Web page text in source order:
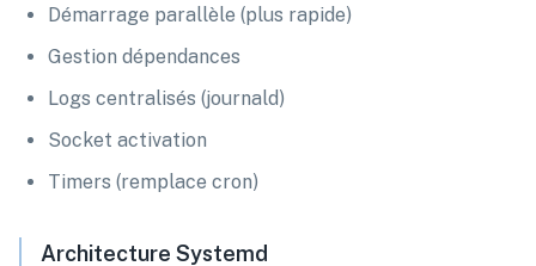
Démarrage parallèle (plus rapide)
Gestion dépendances
Logs centralisés (journald)
Socket activation
Timers (remplace cron)
Architecture Systemd